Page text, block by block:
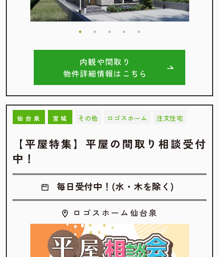
内観や間取り
物件詳細情報はこちら
仙台泉 宮城 その他 ロゴスホーム 注文住宅
【平屋特集】平屋の間取り相談受付
中！
毎日受付中！(水・木を除く)
ロゴスホーム仙台泉